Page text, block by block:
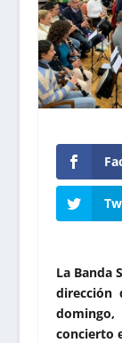
La Banda
dirección
concierto